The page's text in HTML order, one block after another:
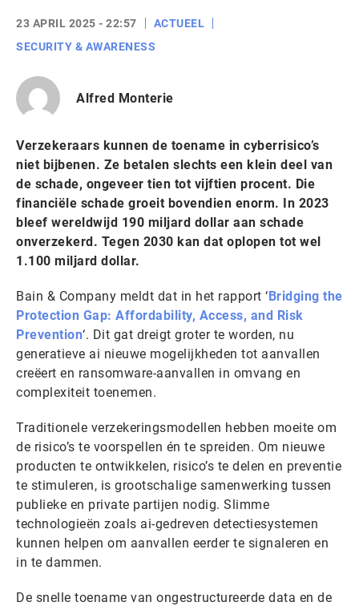
23 APRIL 2025 - 22:57
ACTUEEL
SECURITY & AWARENESS
Alfred Monterie
Verzekeraars kunnen de toename in cyberrisico’s
niet bijbenen. Ze betalen slechts een klein deel van
de schade, ongeveer tien tot vijftien procent. Die
financiële schade groeit bovendien enorm. In 2023
bleef wereldwijd 190 miljard dollar aan schade
onverzekerd. Tegen 2030 kan dat oplopen tot wel
1.100 miljard dollar.
Bain & Company meldt dat in het rapport ‘Bridging the
Protection Gap: Affordability, Access, and Risk
Prevention‘. Dit gat dreigt groter te worden, nu
generatieve ai nieuwe mogelijkheden tot aanvallen
creëert en ransomware-aanvallen in omvang en
complexiteit toenemen.
Traditionele verzekeringsmodellen hebben moeite om
de risico’s te voorspellen én te spreiden. Om nieuwe
producten te ontwikkelen, risico’s te delen en preventie
te stimuleren, is grootschalige samenwerking tussen
publieke en private partijen nodig. Slimme
technologieën zoals ai-gedreven detectiesystemen
kunnen helpen om aanvallen eerder te signaleren en
in te dammen.
De snelle toename van ongestructureerde data en de